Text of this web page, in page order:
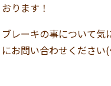
おります！
ブレーキの事について
にお問い合わせくださ